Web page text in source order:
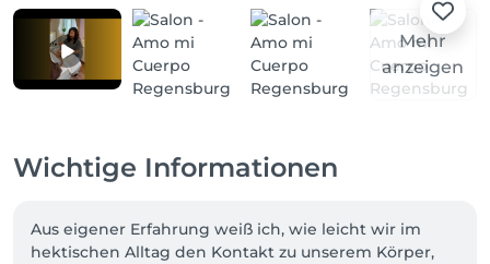
Mehr
anzeigen
Wichtige Informationen
Aus eigener Erfahrung weiß ich, wie leicht wir im
hektischen Alltag den Kontakt zu unserem Körper,